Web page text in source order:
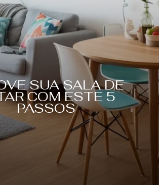
SUA SALA DE
COM ESTE 5
PASSOS